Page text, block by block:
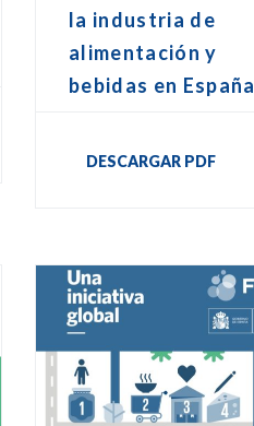
la industria de
alimentación y
bebidas en España
DESCARGAR PDF